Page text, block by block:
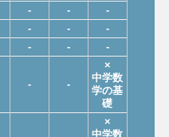
- - -
- - -
- - -
- -
×
中学数
学の基
礎
×
中学数